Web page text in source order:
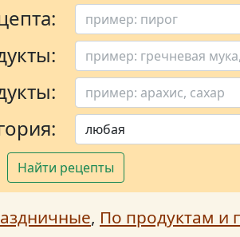
Найти рецепты
, По продуктам и